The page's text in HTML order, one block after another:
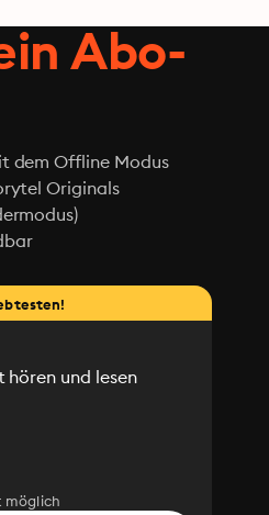
Abo-
dem Offline Modus
Originals
hören und lesen
möglich